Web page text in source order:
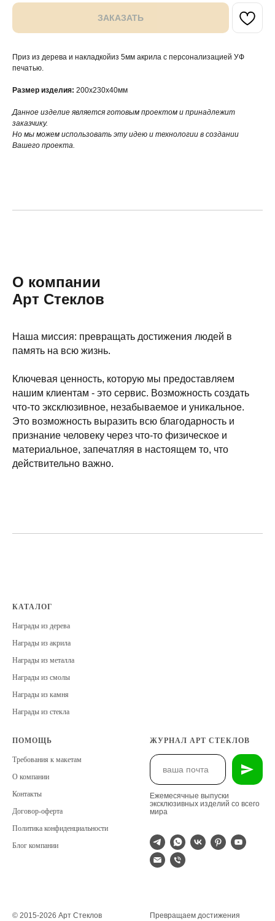
ЗАКАЗАТЬ
Приз из дерева и накладкойиз 5мм акрила с персонализацией УФ
печатью.
Размер изделия: 200х230х40мм
Данное изделие является готовым проектом и принадлежит
заказчику.
Но мы можем использовать эту идею и технологии в создании
Вашего проекта.
О компании
Арт Стеклов
Наша миссия: превращать достижения людей в
память на всю жизнь.
Ключевая ценность, которую мы предоставляем
нашим клиентам - это сервис. Возможность создать
что-то эксклюзивное, незабываемое и уникальное.
Это возможность выразить всю благодарность и
признание человеку через что-то физическое и
материальное, запечатляя в настоящем то, что
действительно важно.
КАТАЛОГ
Награды из дерева
Награды из акрила
Награды из металла
Награды из смолы
Награды из камня
Награды из стекла
ПОМОЩЬ
Требования к макетам
О компании
Контакты
Договор-оферта
Политика конфиденциальности
Блог компании
ЖУРНАЛ АРТ СТЕКЛОВ
Ежемесячные выпуски
эксклюзивных изделий со всего
мира
© 2015-2026 Арт Стеклов Превращаем достижения